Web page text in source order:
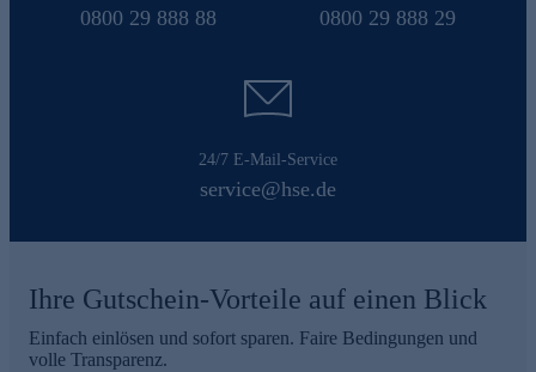
0800 29 888 88 0800 29 888 29
24/7 E-Mail-Service
service@hse.de
Ihre Gutschein-Vorteile auf einen Blick
Einfach einlösen und sofort sparen. Faire Bedingungen und
volle Transparenz.